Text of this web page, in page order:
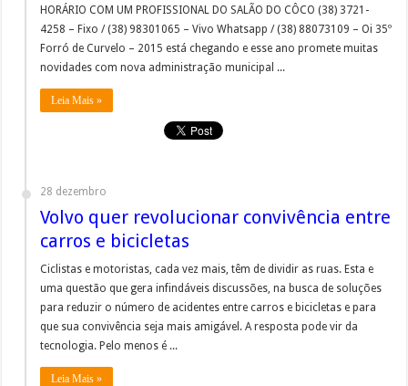
HORÁRIO COM UM PROFISSIONAL DO SALÃO DO CÔCO (38) 3721-
4258 – Fixo / (38) 98301065 – Vivo Whatsapp / (38) 88073109 – Oi 35º
Forró de Curvelo – 2015 está chegando e esse ano promete muitas
novidades com nova administração municipal ...
Leia Mais »
28 dezembro
Volvo quer revolucionar convivência entre
carros e bicicletas
Ciclistas e motoristas, cada vez mais, têm de dividir as ruas. Esta e
uma questão que gera infindáveis discussões, na busca de soluções
para reduzir o número de acidentes entre carros e bicicletas e para
que sua convivência seja mais amigável. A resposta pode vir da
tecnologia. Pelo menos é ...
Leia Mais »